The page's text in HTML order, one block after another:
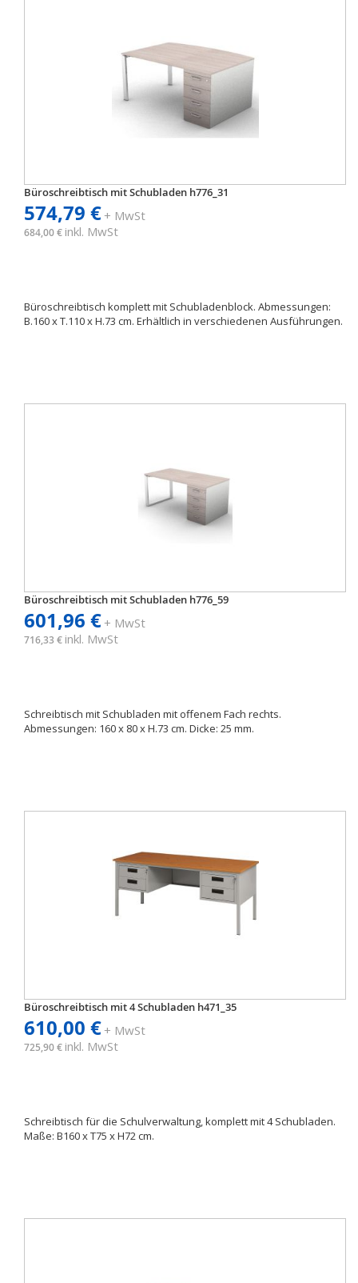
Büroschreibtisch mit Schubladen h776_31
574,79 €+ MwSt
684,00 € inkl. MwSt
Büroschreibtisch komplett mit Schubladenblock. Abmessungen:
B.160 x T.110 x H.73 cm. Erhältlich in verschiedenen Ausführungen.
Büroschreibtisch mit Schubladen h776_59
601,96 €+ MwSt
716,33 € inkl. MwSt
Schreibtisch mit Schubladen mit offenem Fach rechts.
Abmessungen: 160 x 80 x H.73 cm. Dicke: 25 mm.
Büroschreibtisch mit 4 Schubladen h471_35
610,00 €+ MwSt
725,90 € inkl. MwSt
Schreibtisch für die Schulverwaltung, komplett mit 4 Schubladen.
Maße: B160 x T75 x H72 cm.